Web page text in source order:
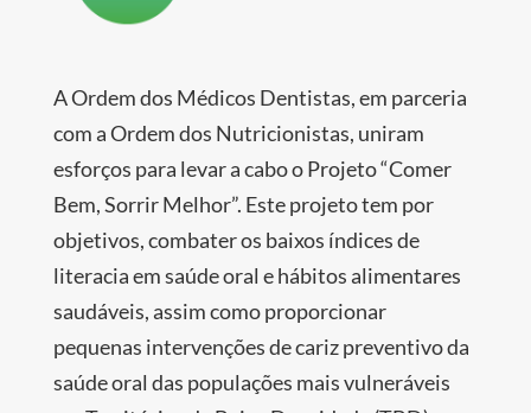
A Ordem dos Médicos Dentistas, em parceria
com a Ordem dos Nutricionistas, uniram
esforços para levar a cabo o Projeto “Comer
Bem, Sorrir Melhor”. Este projeto tem por
objetivos, combater os baixos índices de
literacia em saúde oral e hábitos alimentares
saudáveis, assim como proporcionar
pequenas intervenções de cariz preventivo da
saúde oral das populações mais vulneráveis